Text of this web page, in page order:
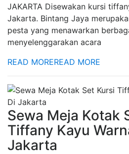
JAKARTA Disewakan kursi
Jakarta. Bintang Jaya
pesta yang menawarkan
menyelenggarakan acara
READ MOREREAD MORE
Sewa Meja Kotak
Tiffany Kayu
Jakarta